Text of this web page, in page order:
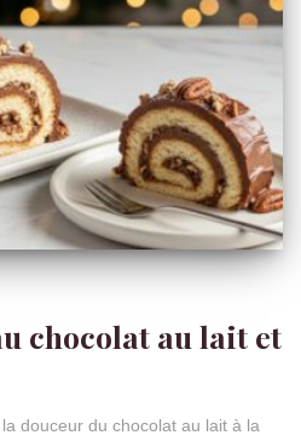
chocolat au lait et
douceur du chocolat au lait à la